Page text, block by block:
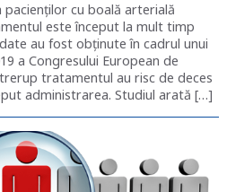
cu boală arterială
este început la mult timp
au fost obținute în cadrul unui
a Congresului European de
tratamentul au risc de deces
administrarea. Studiul arată […]